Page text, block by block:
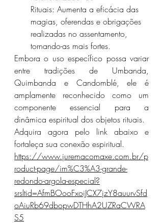
Rituais: Aumenta a eficácia das
magias, oferendas e obrigações
realizadas no assentamento,
tornando-as mais fortes.
Embora o uso específico possa variar
entre tradições de Umbanda,
Quimbanda e Candomblé, ele é
amplamente reconhecido como um
componente essencial para a
dinâmica espiritual dos objetos rituais.
Adquira agora pelo link abaixo e
fortaleça sua conexão espiritual.
https://www.juremacomaxe.com.br/p
roduct-page/im%C3%A3-grande-
redondo-argola-especial?
srsltid=AfmBOooFxoiJCX7jzY8auurvSfd
oAiuRb69dbopwDTHhA2UZRaCWRA
S5